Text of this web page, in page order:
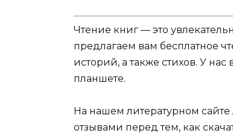
Чтение книг — это
предлагаем вам бесплатное
историй, а также стихов. У
планшете.
На нашем литературном
отзывами перед тем, как